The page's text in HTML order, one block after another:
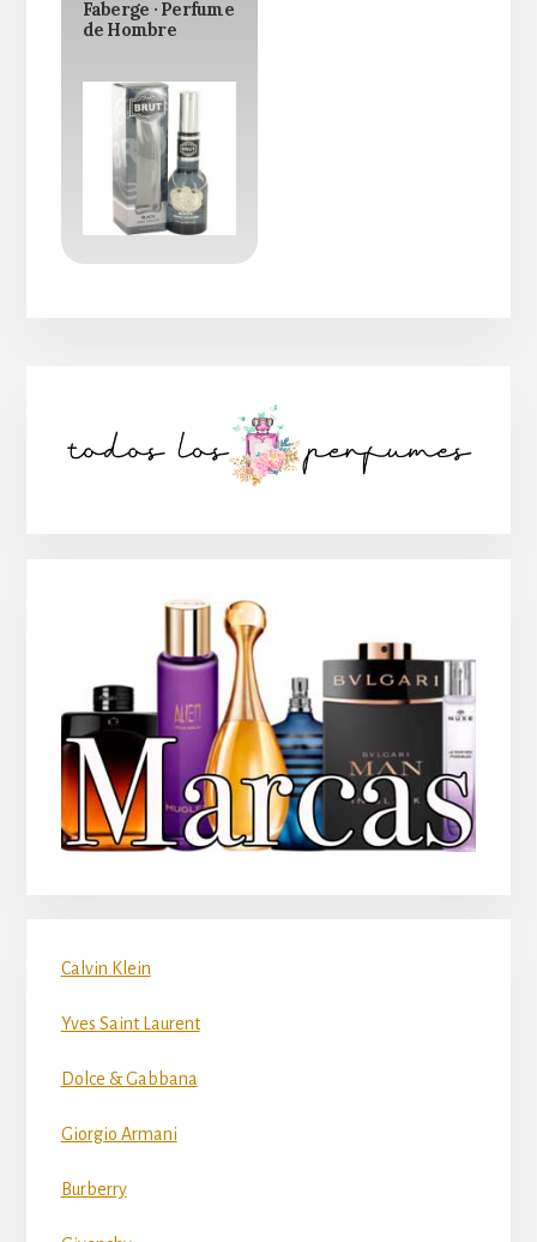
Faberge · Perfume
de Hombre
lateral
Calvin Klein
Yves Saint Laurent
Dolce & Gabbana
Giorgio Armani
Burberry